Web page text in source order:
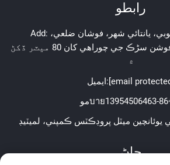
رابطو
Add: چين، شانڊونگ صوبي، يانتائي شهر، فوشان ضلعي،
فنگهوائنشان سڑڪ ۽ فوشن سڑڪ جي چوراھي کان 80 ميٽر ڏکڻ
۾
ايميل:[email
+86-
يوئانچين ميٽل پروڊڪٽس ڪمپني، لميٽيڊ
ڄاڻ